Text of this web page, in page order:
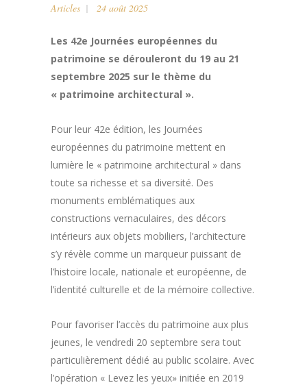
Articles 24 août 2025
Les 42e Journées européennes du
patrimoine se dérouleront du 19 au 21
septembre 2025 sur le thème du
« patrimoine architectural ».
Pour leur 42e édition, les Journées
européennes du patrimoine mettent en
lumière le « patrimoine architectural » dans
toute sa richesse et sa diversité. Des
monuments emblématiques aux
constructions vernaculaires, des décors
intérieurs aux objets mobiliers, l’architecture
s’y révèle comme un marqueur puissant de
l’histoire locale, nationale et européenne, de
l’identité culturelle et de la mémoire collective.
Pour favoriser l’accès du patrimoine aux plus
jeunes, le vendredi 20 septembre sera tout
particulièrement dédié au public scolaire. Avec
l’opération « Levez les yeux» initiée en 2019